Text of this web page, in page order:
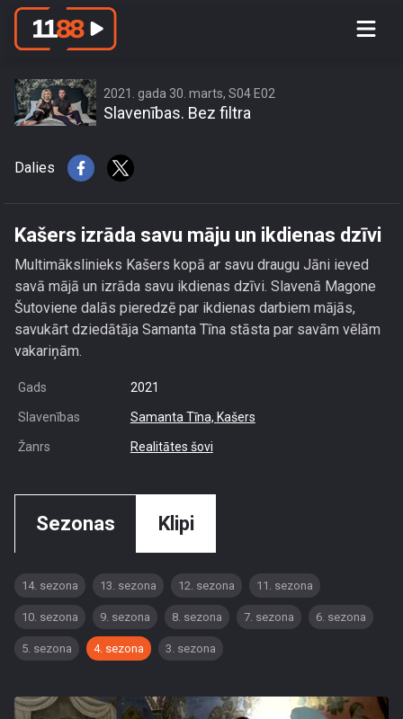
Kašers izrāda savu māju un ikdienas
2021. gada 30. marts, S04 E02
Slavenības. Bez filtra
Dalies
Kašers izrāda savu māju un ikdienas dzīvi
Multimākslinieks Kašers kopā ar savu draugu Jāni ieved
savā mājā un izrāda savu ikdienas dzīvi. Slavenā Magone
Šutoviene dalās pieredzē par ikdienas darbiem mājās,
savukārt dziedātāja Samanta Tīna stāsta par savām vēlām
vakariņām.
Gads 2021
Slavenības Samanta Tīna, Kašers
Žanrs Realitātes šovi
Sezonas Klipi
14. sezona 13. sezona 12. sezona 11. sezona
10. sezona 9. sezona 8. sezona 7. sezona 6. sezona
5. sezona 4. sezona 3. sezona